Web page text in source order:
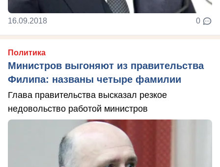
16.09.2018 0
Политика
Министров выгоняют из правительства
Филипа: названы четыре фамилии
Глава правительства высказал резкое
недовольство работой министров